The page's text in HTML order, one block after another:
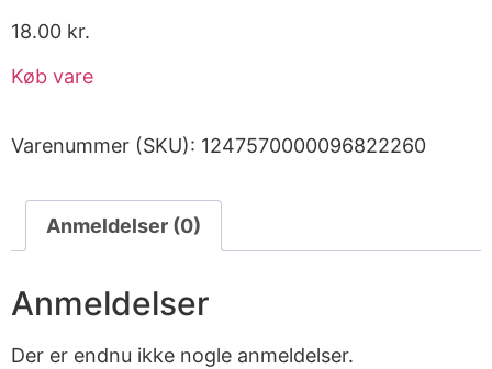
18.00 kr.
Køb vare
Varenummer (SKU): 1247570000096822260
Anmeldelser (0)
Anmeldelser
Der er endnu ikke nogle anmeldelser.